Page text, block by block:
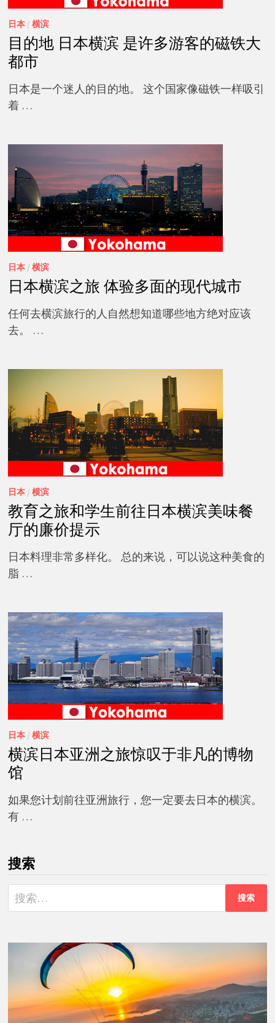
日本/ 横滨
目的地 日本横滨 是许多游客的磁铁大
都市
日本是一个迷人的目的地。 这个国家像磁铁一样吸引
着 …
日本/ 横滨
日本横滨之旅 体验多面的现代城市
任何去横滨旅行的人自然想知道哪些地方绝对应该
去。 …
日本/ 横滨
教育之旅和学生前往日本横滨美味餐
厅的廉价提示
日本料理非常多样化。 总的来说，可以说这种美食的
脂 …
日本/ 横滨
横滨日本亚洲之旅惊叹于非凡的博物
馆
如果您计划前往亚洲旅行，您一定要去日本的横滨。
有 …
搜索
搜
索：